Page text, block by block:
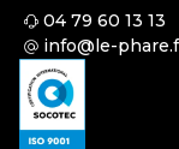
04 79 60 13 13
info@le-